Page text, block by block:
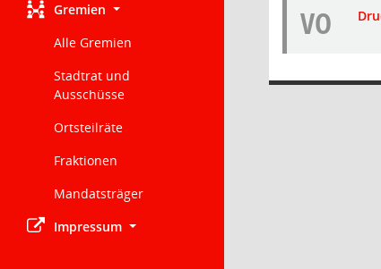
Gremien
Alle Gremien
Stadtrat und
Ausschüsse
Ortsteilräte
Fraktionen
Mandatsträger
Impressum
VO